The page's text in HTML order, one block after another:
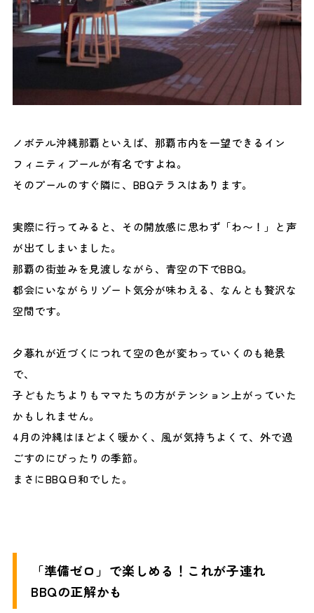
ノボテル沖縄那覇といえば、那覇市内を一望できるイン
フィニティプールが有名ですよね。
そのプールのすぐ隣に、BBQテラスはあります。
実際に行ってみると、その開放感に思わず「わ〜！」と声
が出てしまいました。
那覇の街並みを見渡しながら、青空の下でBBQ。
都会にいながらリゾート気分が味わえる、なんとも贅沢な
空間です。
夕暮れが近づくにつれて空の色が変わっていくのも絶景
で、
子どもたちよりもママたちの方がテンション上がっていた
かもしれません。
4月の沖縄はほどよく暖かく、風が気持ちよくて、外で過
ごすのにぴったりの季節。
まさにBBQ日和でした。
「準備ゼロ」で楽しめる！これが子連れ
BBQの正解かも